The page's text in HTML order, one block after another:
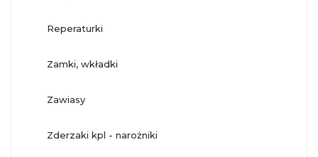
reperaturki
zamki, wkładki
zawiasy
zderzaki kpl - narożniki